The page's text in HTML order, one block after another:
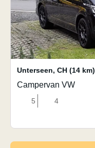
Unterseen, CH (14 km)
Campervan VW
5 4